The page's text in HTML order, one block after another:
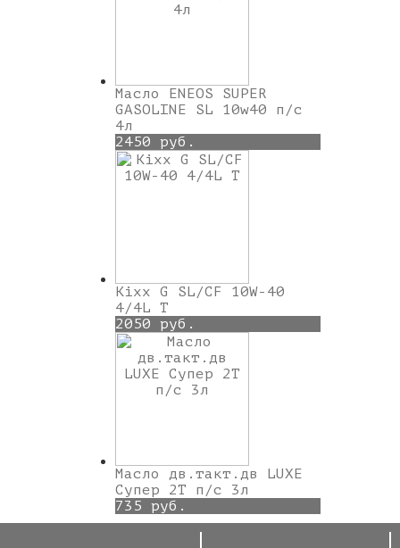
Масло ENEOS SUPER
GASOLINE SL 10w40 п/с
4л
2450 руб.
Kixx G SL/CF 10W-40
4/4L T
2050 руб.
Масло дв.такт.дв LUXE
Супер 2Т п/с 3л
735 руб.